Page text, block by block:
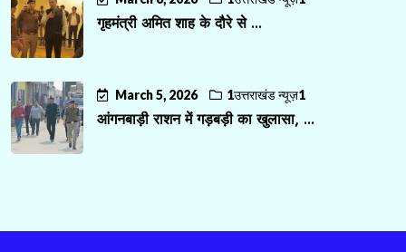
गृहमंत्री अमित शाह के दौरे से ...
March 5, 2026 1उत्तराखंड न्यूज़1
आंगनबाड़ी राशन में गड़बड़ी का खुलासा, ...